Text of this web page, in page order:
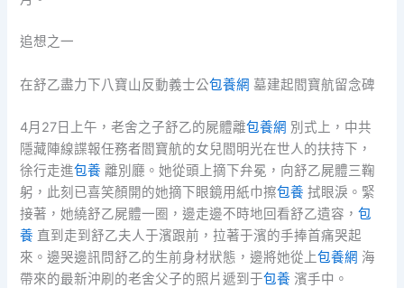
追想之一
在舒乙盡力下八寶山反動義士公包養網 墓建起閻寶航留念碑
4月27日上午，老舍之子舒乙的屍體離包養網 別式上，中共
隱藏陣線諜報任務者閻寶航的女兒閻明光在世人的扶持下，
徐行走進包養 離別廳。她從頭上摘下弁冕，向舒乙屍體三鞠
躬，此刻已喜笑顏開的她摘下眼鏡用紙巾擦包養 拭眼淚。緊
接著，她繞舒乙屍體一圈，邊走邊不時地回看舒乙遺容，包
養 直到走到舒乙夫人于濱跟前，拉著于濱的手捧首痛哭起
來。邊哭邊訊問舒乙的生前身材狀態，邊將她從上包養網 海
帶來的最新沖刷的老舍父子的照片遞到于包養 濱手中。